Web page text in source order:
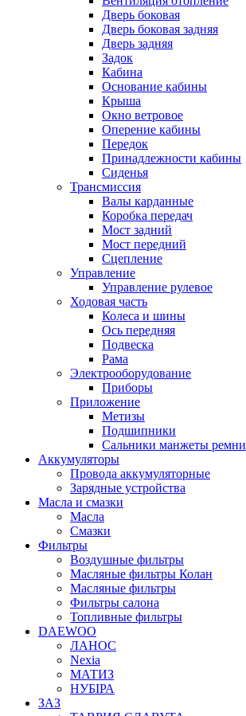
Дверь боковая
Дверь боковая задняя
Дверь задняя
Задок
Кабина
Основание кабины
Крыша
Окно ветровое
Оперение кабины
Передок
Принадлежности кабины
Сиденья
Трансмиссия
Валы карданные
Коробка передач
Мост задний
Мост передний
Сцепление
Управление
Управление рулевое
Ходовая часть
Колеса и шины
Ось передняя
Подвеска
Рама
Электрооборудование
Приборы
Приложение
Метизы
Подшипники
Сальники манжеты ремни
Аккумуляторы
Провода аккумуляторные
Зарядные устройства
Масла и смазки
Масла
Смазки
Фильтры
Воздушные фильтры
Масляные фильтры Колан
Масляные фильтры
Фильтры салона
Топливные фильтры
DAEWOO
ЛАНОС
Nexia
МАТИЗ
НУБІРА
ЗАЗ